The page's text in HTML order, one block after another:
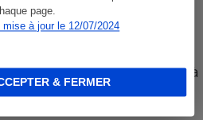
page.
à jour le 12/07/2024
& FERMER
réalisées sur l’ensemble
Les produits de
(MDD) sont comparés à
leurs concurrents.